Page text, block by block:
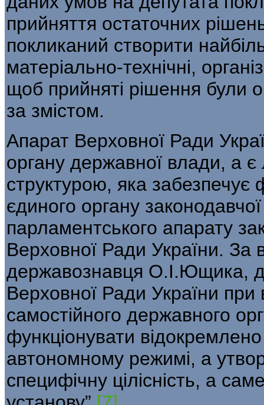
прийняття остаточних
покликаний створити
матеріально-технічні,
щоб прийняті рішення були
за змістом.
Апарат Верховної Ради
органу державної влади, а
структурою, яка забезпечує
єдиного органу
парламентського апарату
Верховної Ради України. За
державознавця О.І.Ющика,
Верховної Ради України при
самостійного державного
функціонувати
автономному режимі, а
специфічну цілісність, а